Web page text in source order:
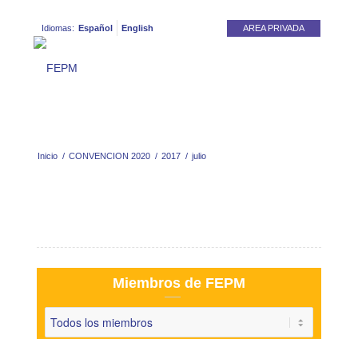
AREA PRIVADA
Idiomas: Español English
Inicio / CONVENCION 2020 / 2017 / julio
Miembros de FEPM